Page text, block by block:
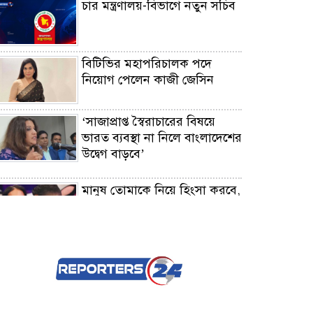
চার মন্ত্রণালয়-বিভাগে নতুন সচিব
বিটিভির মহাপরিচালক পদে
নিয়োগ পেলেন কাজী জেসিন
‘সাজাপ্রাপ্ত স্বৈরাচারের বিষয়ে
ভারত ব্যবস্থা না নিলে বাংলাদেশের
উদ্বেগ বাড়বে’
মানুষ তোমাকে নিয়ে হিংসা করবে,
জনতার আলবেনিয়া বনাম
ফ্লেমিঙ্গোর আবাসস্থলে ট্রাম্প-
কুশনারের কোটি ডলারের সাম্রাজ্য